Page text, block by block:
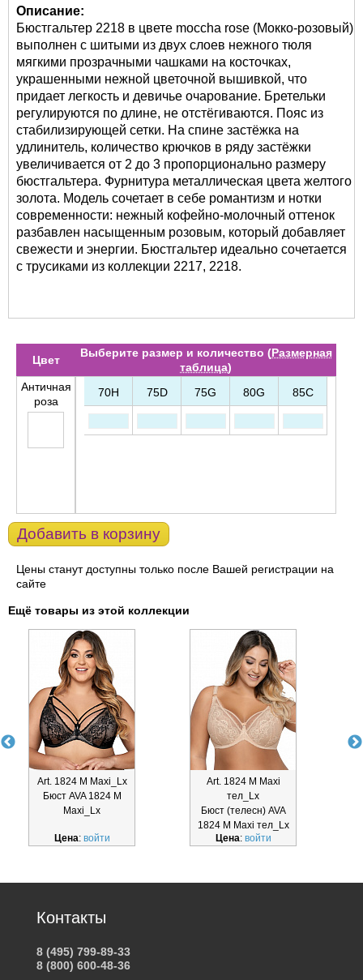
Описание:
Бюстгальтер 2218 в цвете moccha rose (Мокко-розовый)
выполнен с шитыми из двух слоев нежного тюля
мягкими прозрачными чашками на косточках,
украшенными нежной цветочной вышивкой, что
придает легкость и девичье очарование. Бретельки
регулируются по длине, не отстёгиваются. Пояс из
стабилизирующей сетки. На спине застёжка на
удлинитель, количество крючков в ряду застёжки
увеличивается от 2 до 3 пропорционально размеру
бюстгальтера. Фурнитура металлическая цвета желтого
золота. Модель сочетает в себе романтизм и нотки
современности: нежный кофейно-молочный оттенок
разбавлен насыщенным розовым, который добавляет
свежести и энергии. Бюстгальтер идеально сочетается
с трусиками из коллекции 2217, 2218.
Цвет
Выберите размер и количество (Размерная
таблица)
Античная
роза
70H 75D 75G 80G 85C
Добавить в корзину
Цены станут доступны только после Вашей регистрации на
сайте
Ещё товары из этой коллекции
Art. 1824 M Maxi_Lx
Бюст AVA 1824 M
Maxi_Lx
Цена: войти
Art. 1824 M Maxi
тел_Lx
Бюст (телесн) AVA
1824 M Maxi тел_Lx
Цена: войти
Контакты
8 (495) 799-89-33
8 (800) 600-48-36